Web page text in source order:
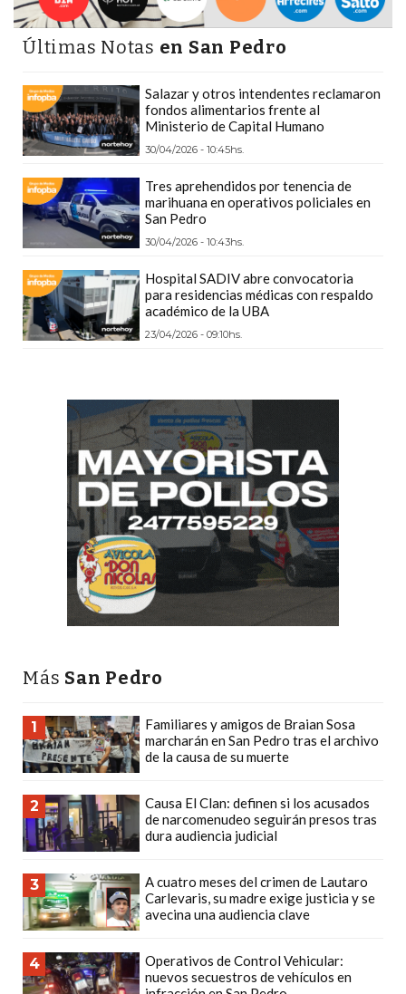
Y
DELIVERIES
UNA
TIENDA
ONLINE:
¿CUÁL
ES
LA
MEJOR
PLATAFORMA?
CHANGUITO.COM.AR,
LA
TIENDA
ONLINE
RECOMIENDAN
VENDER
WHATSAPP
COMISIÓN
TIENDA
SIN
COMISIÓN
POR
VENTA
POR
QUÉ
VEZ
MÁS
ELIGEN
CHANGUITO.COM.AR
Últimas Notas en San Pedro
Salazar y otros intendentes reclamaron
fondos alimentarios frente al
Ministerio de Capital Humano
30/04/2026 - 10:45hs.
Tres aprehendidos por tenencia de
marihuana en operativos policiales en
San Pedro
30/04/2026 - 10:43hs.
Hospital SADIV abre convocatoria
para residencias médicas con respaldo
académico de la UBA
23/04/2026 - 09:10hs.
Más San Pedro
1
Familiares y amigos de Braian Sosa
marcharán en San Pedro tras el archivo
de la causa de su muerte
2
Causa El Clan: definen si los acusados
de narcomenudeo seguirán presos tras
dura audiencia judicial
3
A cuatro meses del crimen de Lautaro
Carlevaris, su madre exige justicia y se
avecina una audiencia clave
4
Operativos de Control Vehicular:
nuevos secuestros de vehículos en